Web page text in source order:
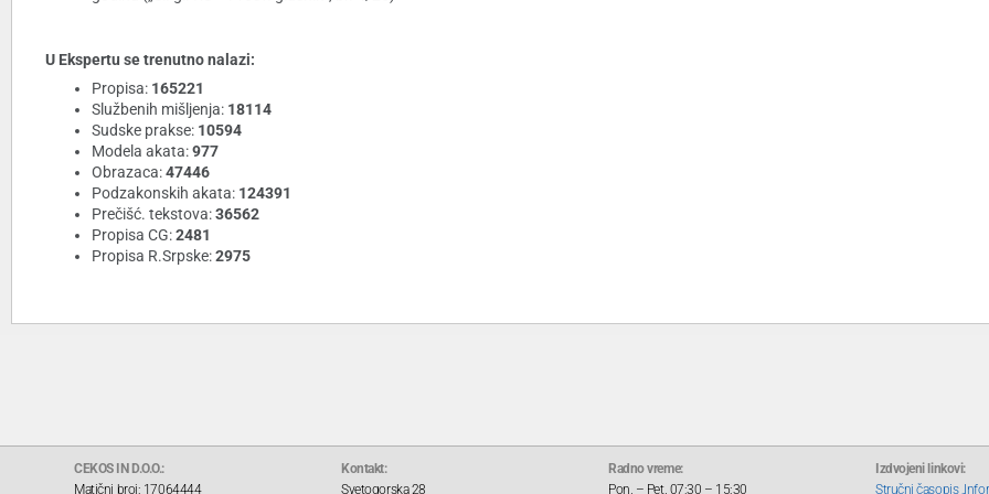
U Ekspertu se trenutno nalazi:
Propisa: 165221
Službenih mišljenja: 18114
Sudske prakse: 10594
Modela akata:977
Obrazaca:47446
Podzakonskih akata: 124391
Prečišć. tekstova:36562
Propisa CG:2481
Propisa R.Srpske:2975
CEKOS IN D.O.O.:
Matični broj: 17064444
Kontakt:
Svetogorska 28
Radno vreme:
Pon. – Pet. 07:30 – 15:30
Izdvojeni linkovi:
Stručni časopis